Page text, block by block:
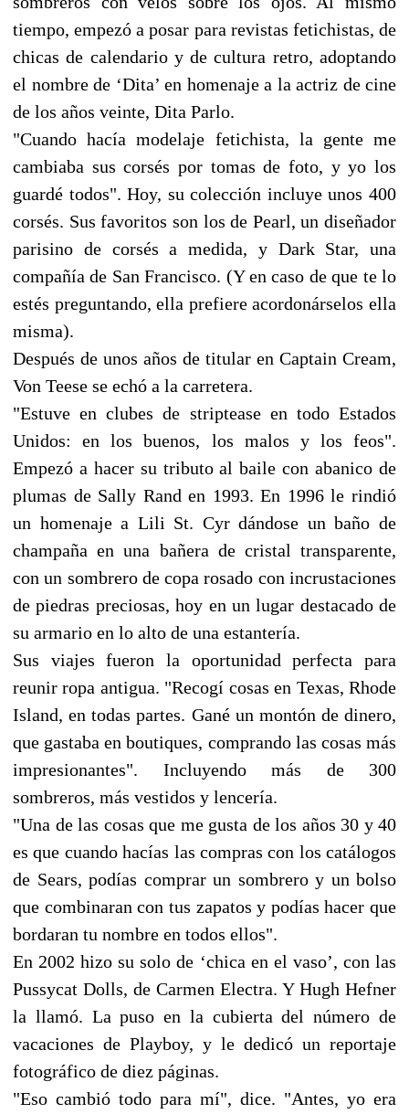
tiempo, empezó a posar para revistas fetichistas, de
chicas de calendario y de cultura retro, adoptando
el nombre de ‘Dita’ en homenaje a la actriz de cine
de los años veinte, Dita Parlo.
"Cuando hacía modelaje fetichista, la gente me
cambiaba sus corsés por tomas de foto, y yo los
guardé todos". Hoy, su colección incluye unos 400
corsés. Sus favoritos son los de Pearl, un diseñador
parisino de corsés a medida, y Dark Star, una
compañía de San Francisco. (Y en caso de que te lo
estés preguntando, ella prefiere acordonárselos ella
misma).
Después de unos años de titular en Captain Cream,
Von Teese se echó a la carretera.
"Estuve en clubes de striptease en todo Estados
Unidos: en los buenos, los malos y los feos".
Empezó a hacer su tributo al baile con abanico de
plumas de Sally Rand en 1993. En 1996 le rindió
un homenaje a Lili St. Cyr dándose un baño de
champaña en una bañera de cristal transparente,
con un sombrero de copa rosado con incrustaciones
de piedras preciosas, hoy en un lugar destacado de
su armario en lo alto de una estantería.
Sus viajes fueron la oportunidad perfecta para
reunir ropa antigua. "Recogí cosas en Texas, Rhode
Island, en todas partes. Gané un montón de dinero,
que gastaba en boutiques, comprando las cosas más
impresionantes". Incluyendo más de 300
sombreros, más vestidos y lencería.
"Una de las cosas que me gusta de los años 30 y 40
es que cuando hacías las compras con los catálogos
de Sears, podías comprar un sombrero y un bolso
que combinaran con tus zapatos y podías hacer que
bordaran tu nombre en todos ellos".
En 2002 hizo su solo de ‘chica en el vaso’, con las
Pussycat Dolls, de Carmen Electra. Y Hugh Hefner
la llamó. La puso en la cubierta del número de
vacaciones de Playboy, y le dedicó un reportaje
fotográfico de diez páginas.
"Eso cambió todo para mí", dice. "Antes, yo era